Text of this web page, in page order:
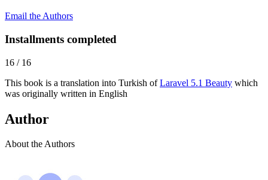
Email the Authors
Installments completed
16 / 16
This book is a translation into Turkish ofLaravel 5.1 Beauty which
was originally written in English
Author
About the Authors